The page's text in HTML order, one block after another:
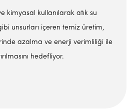
kimyasal kullanılarak atık su
unsurları içeren temiz üretim,
azalma ve enerji verimliliği ile
hedefliyor.